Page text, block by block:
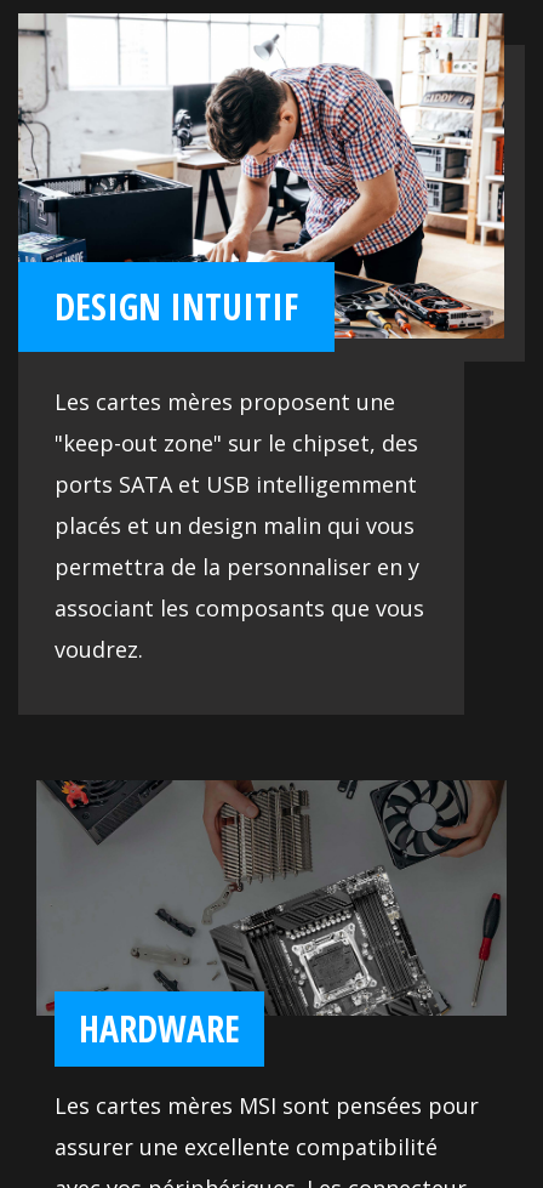
DESIGN INTUITIF
Les cartes mères proposent une
"keep-out zone" sur le chipset, des
ports SATA et USB intelligemment
placés et un design malin qui vous
permettra de la personnaliser en y
associant les composants que vous
voudrez.
HARDWARE
Les cartes mères MSI sont pensées pour
assurer une excellente compatibilité